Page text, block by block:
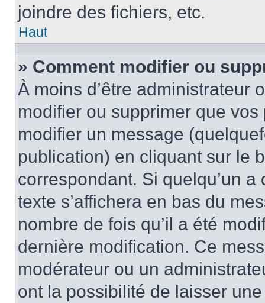
joindre des fichiers, etc.
Haut
» Comment modifier ou
À moins d’être administrateur
modifier ou supprimer que
modifier un message
publication) en cliquant sur le
correspondant. Si quelqu’un
texte s’affichera en bas du
nombre de fois qu’il a été
dernière modification. Ce
modérateur ou un
ont la possibilité de laisser